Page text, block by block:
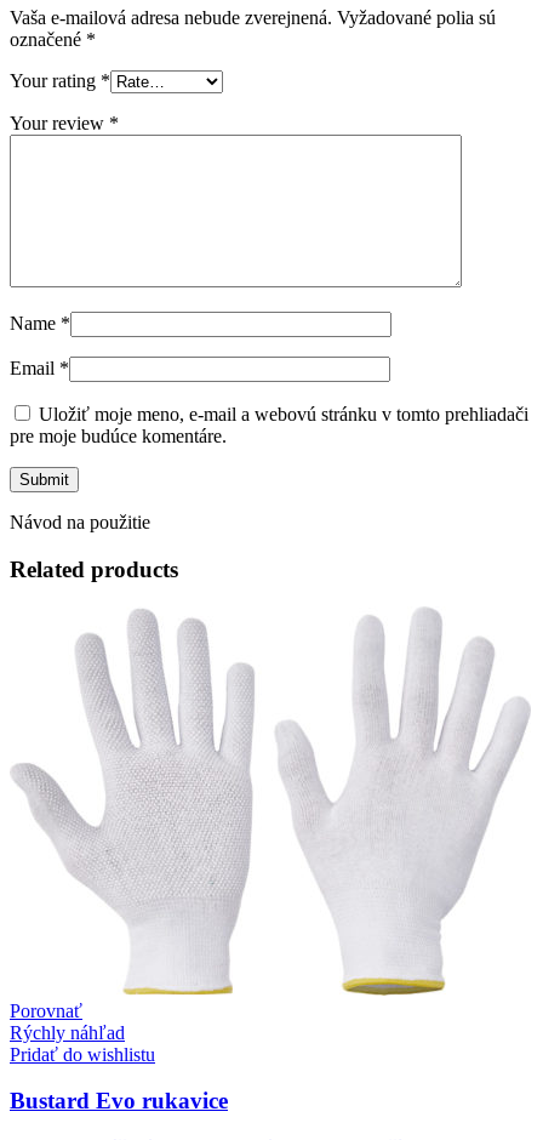
Vaša e-mailová adresa nebude zverejnená. Vyžadované polia sú
označené *
Your rating *
Your review *
Name *
Email *
Uložiť moje meno, e-mail a webovú stránku v tomto prehliadači
pre moje budúce komentáre.
Návod na použitie
Related products
Porovnať
Rýchly náhľad
Pridať do wishlistu
Bustard Evo rukavice